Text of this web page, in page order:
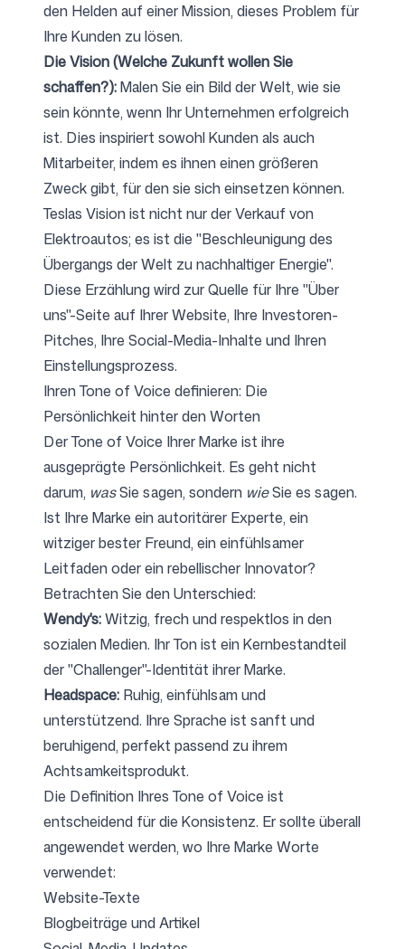
den Helden auf einer Mission, dieses Problem für
Ihre Kunden zu lösen.
Die Vision (Welche Zukunft wollen Sie
schaffen?):Malen Sie ein Bild der Welt, wie sie
sein könnte, wenn Ihr Unternehmen erfolgreich
ist. Dies inspiriert sowohl Kunden als auch
Mitarbeiter, indem es ihnen einen größeren
Zweck gibt, für den sie sich einsetzen können.
Teslas Vision ist nicht nur der Verkauf von
Elektroautos; es ist die "Beschleunigung des
Übergangs der Welt zu nachhaltiger Energie".
Diese Erzählung wird zur Quelle für Ihre "Über
uns"-Seite auf Ihrer Website, Ihre Investoren-
Pitches, Ihre Social-Media-Inhalte und Ihren
Einstellungsprozess.
Ihren Tone of Voice definieren: Die
Persönlichkeit hinter den Worten
Der Tone of Voice Ihrer Marke ist ihre
ausgeprägte Persönlichkeit. Es geht nicht
darum, wasSie sagen, sondern wieSie es sagen.
Ist Ihre Marke ein autoritärer Experte, ein
witziger bester Freund, ein einfühlsamer
Leitfaden oder ein rebellischer Innovator?
Betrachten Sie den Unterschied:
Wendy's:Witzig, frech und respektlos in den
sozialen Medien. Ihr Ton ist ein Kernbestandteil
der "Challenger"-Identität ihrer Marke.
Headspace: Ruhig, einfühlsam und
unterstützend. Ihre Sprache ist sanft und
beruhigend, perfekt passend zu ihrem
Achtsamkeitsprodukt.
Die Definition Ihres Tone of Voice ist
entscheidend für die Konsistenz. Er sollte überall
angewendet werden, wo Ihre Marke Worte
verwendet:
Website-Texte
Blogbeiträge und Artikel